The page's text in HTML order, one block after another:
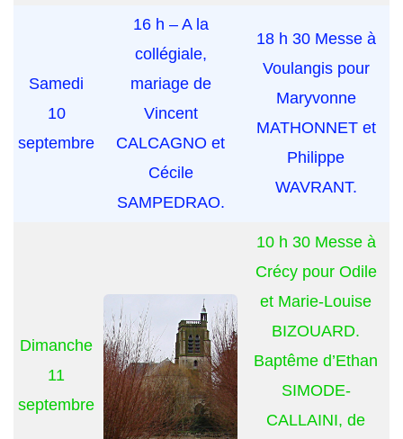
Samedi
10
septembre
16 h – A la
collégiale,
mariage de
Vincent
CALCAGNO et
Cécile
SAMPEDRAO.
18 h 30 Messe à
Voulangis pour
Maryvonne
MATHONNET et
Philippe
WAVRANT.
Dimanche
11
septembre
10 h 30 Messe à
Crécy pour Odile
et Marie-Louise
BIZOUARD.
Baptême d’Ethan
SIMODE-
CALLAINI, de